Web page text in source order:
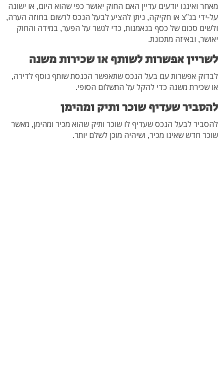
מאחר ואיננו יודעים עדיין האם החוק יאושר כפי שהוא היום, או ישונה
על-ידי בג"צ או חקיקה, ניתן להציע לבעל הנכס לרשום בחוזה הערה,
ולשים סכום של כסף בנאמנות, כדי לגשר על הפער, במידה והחוק
יאושר, ובאיזה מתכונת.
לשריין אפשרות לשותף או שכירות משנה
לבדוק אפשרות עם בעל הנכס שתאפשר הכנסת שותף נוסף לדירה,
או שכירת משנה כדי להקל על התשלום הסופי.
להסביר שעדיף שוכר ותיק ומהימן
להסביר לבעל הנכס שעדיף לו שוכר ותיק שהוא מכיר ומהימן, מאשר
שוכר חדש שאינו מכיר, ושיהיה מוכן לשלם יותר.